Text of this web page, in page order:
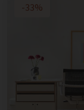
-33%